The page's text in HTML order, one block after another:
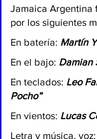
Jamaica Argentina
por los siguientes
En batería: Martín
En el bajo: Damian
En teclados: Leo
Pocho”
En vientos: Lucas
Letra y música, voz: